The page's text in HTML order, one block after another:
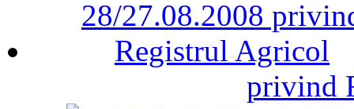
privind